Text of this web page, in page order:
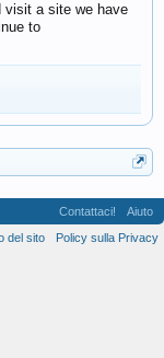
visit a site we have
to
Contattaci!
Aiuto
del sito
Policy sulla Privacy